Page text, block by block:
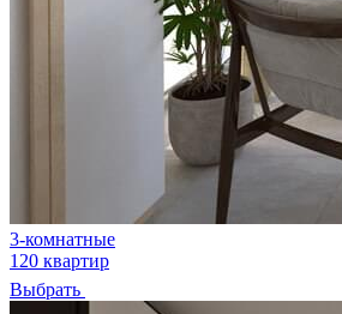
3-комнатные
120 квартир
Выбрать